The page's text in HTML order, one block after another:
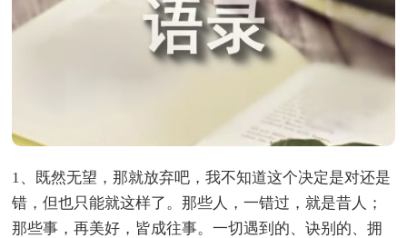
1、既然无望，那就放弃吧，我不知道这个决定是对还是
错，但也只能就这样了。那些人，一错过，就是昔人；
那些事，再美好，皆成往事。一切遇到的、诀别的、拥